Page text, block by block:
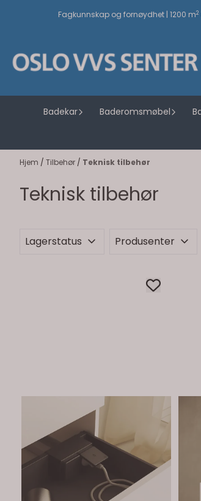
Hopp til innholdFagkunnskap og fornøydhet | 1200 m2
Badekar Baderomsmøbel
Hjem / Tilbehør / Teknisk tilbehør
Teknisk tilbehør
Lagerstatus Produsenter